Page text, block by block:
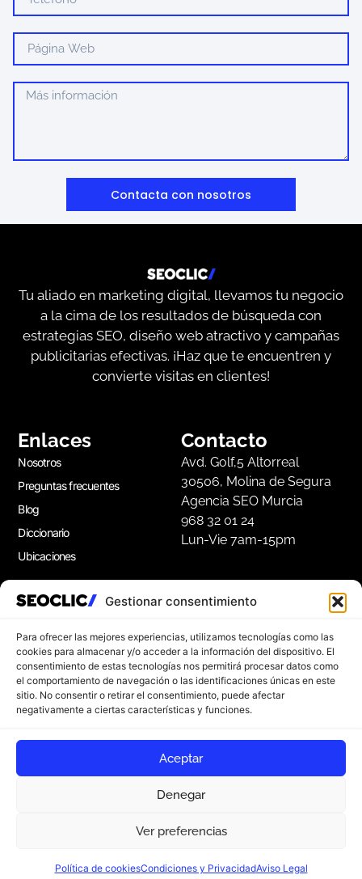
Gestionar consentimiento
Para ofrecer las mejores experiencias, utilizamos tecnologías como las
cookies para almacenar y/o acceder a la información del dispositivo. El
consentimiento de estas tecnologías nos permitirá procesar datos como
el comportamiento de navegación o las identificaciones únicas en este
sitio. No consentir o retirar el consentimiento, puede afectar
negativamente a ciertas características y funciones.
Aceptar
Denegar
Ver preferencias
Política de cookiesCondiciones y PrivacidadAviso Legal
¿Empezamos?
Contacta con nosotros
Tu aliado en marketing digital, llevamos tu negocio
a la cima de los resultados de búsqueda con
estrategias SEO, diseño web atractivo y campañas
publicitarias efectivas. ¡Haz que te encuentren y
convierte visitas en clientes!
Enlaces
Nosotros
Preguntas frecuentes
Blog
Diccionario
Ubicaciones
Contacto
Avd. Golf,5 Altorreal
30506, Molina de Segura
Agencia SEO Murcia
968 32 01 24
Lun-Vie 7am-15pm
Apúntate a nuestra Newsletter
Suscríbete a nuestro boletín para disfrutar de
consejos de marketing gratuitos, e ideas de
inspiración.
© 2026 SEOCLIC. Todos los derechos reservados